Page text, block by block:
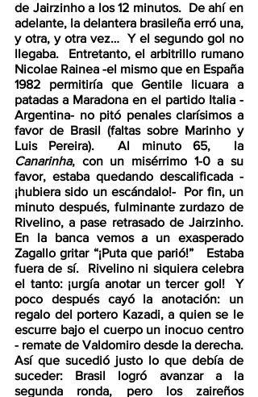
de Jairzinho a los 12 minutos.  De ahí en
adelante, la delantera brasileña erró una,
y otra, y otra vez…  Y el segundo gol no
llegaba.  Entretanto, el arbitrillo rumano
Nicolae Rainea -el mismo que en España
1982 permitiría que Gentile licuara a
patadas a Maradona en el partido Italia -
Argentina- no pitó penales clarísimos a
favor de Brasil (faltas sobre Marinho y
Canarinha, con un misérrimo 1-0 a su
favor, estaba quedando descalificada -
¡hubiera sido un escándalo!-  Por fin, un
minuto después, fulminante zurdazo de
Rivelino, a pase retrasado de Jairzinho.
En la banca vemos a un exasperado
Zagallo gritar “¡Puta que parió!”   Estaba
fuera de sí.  Rivelino ni siquiera celebra
el tanto: ¡urgía anotar un tercer gol!  Y
poco después cayó la anotación: un
regalo del portero Kazadi, a quien se le
escurre bajo el cuerpo un inocuo centro
- remate de Valdomiro desde la derecha.
Así que sucedió justo lo que debía de
suceder: Brasil logró avanzar a la
segunda ronda, pero los zaireños